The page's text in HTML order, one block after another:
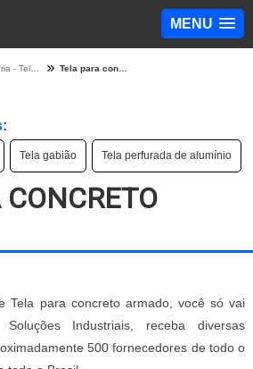
MENU
Tela gabião Tela perfurada de alumínio
Tela para concreto armado, você só vai
Industriais, receba diversas
500 fornecedores de todo o